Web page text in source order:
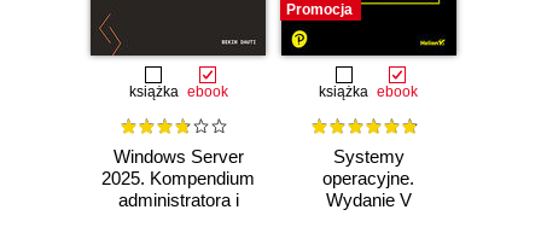
książka ebook
Windows Server
2025. Kompendium
administratora i
Promocja
książka ebook
Systemy
operacyjne.
Wydanie V